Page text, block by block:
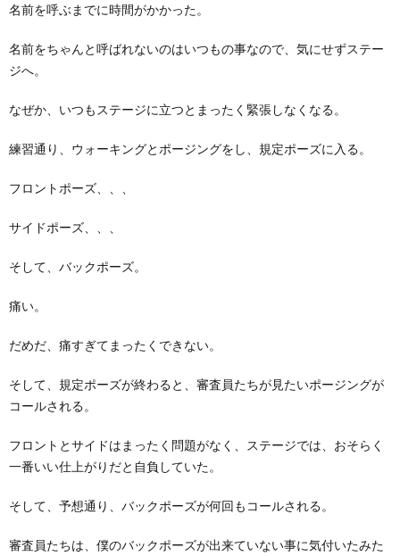
名前を呼ぶまでに時間がかかった。
名前をちゃんと呼ばれないのはいつもの事なので、気にせずステー
ジへ。
なぜか、いつもステージに立つとまったく緊張しなくなる。
練習通り、ウォーキングとポージングをし、規定ポーズに入る。
フロントポーズ、、、
サイドポーズ、、、
そして、バックポーズ。
痛い。
だめだ、痛すぎてまったくできない。
そして、規定ポーズが終わると、審査員たちが見たいポージングが
コールされる。
フロントとサイドはまったく問題がなく、ステージでは、おそらく
一番いい仕上がりだと自負していた。
そして、予想通り、バックポーズが何回もコールされる。
審査員たちは、僕のバックポーズが出来ていない事に気付いたみた